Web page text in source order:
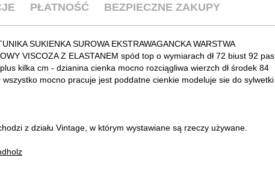
PŁATNOŚĆ BEZPIECZNE ZAKUPY
SUKIENKA SUROWA EKSTRAWAGANCKA WARSTWA
VISCOZA Z ELASTANEM spód top o wymiarach dł 72 biust 92 pas
kilka cm - dzianina cienka mocno rozciągliwa wierzch dł środek 84
mocno pracuje jest poddatne cienkie modeluje sie do sylwetki
z działu Vintage, w którym wystawiane są rzeczy używane.